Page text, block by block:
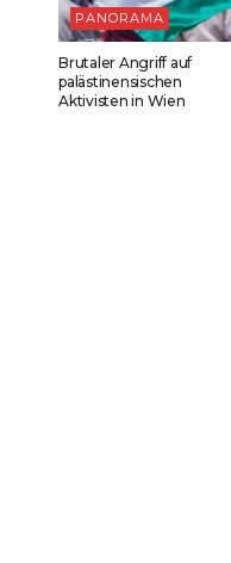
PANORAMA
Brutaler Angriff auf
palästinensischen
Aktivisten in Wien